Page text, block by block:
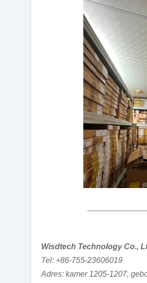
Wisdtech Technology Co.,
Tel: +86-755-23606019
Adres: kamer 1205-1207,